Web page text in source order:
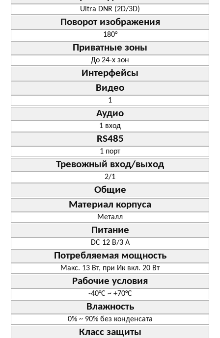
Ultra DNR (2D/3D)
Поворот изображения
180°
Приватные зоны
До 24-х зон
Интерфейсы
Видео
1
Аудио
1 вход
RS485
1 порт
Тревожный вход/выход
2/1
Общие
Материал корпуса
Металл
Питание
DC 12 В/3 A
Потребляемая мощность
Макс. 13 Вт, при Ик вкл. 20 Вт
Рабочие условия
-40°C ~ +70°C
Влажность
0% ~ 90% без конденсата
Класс защиты